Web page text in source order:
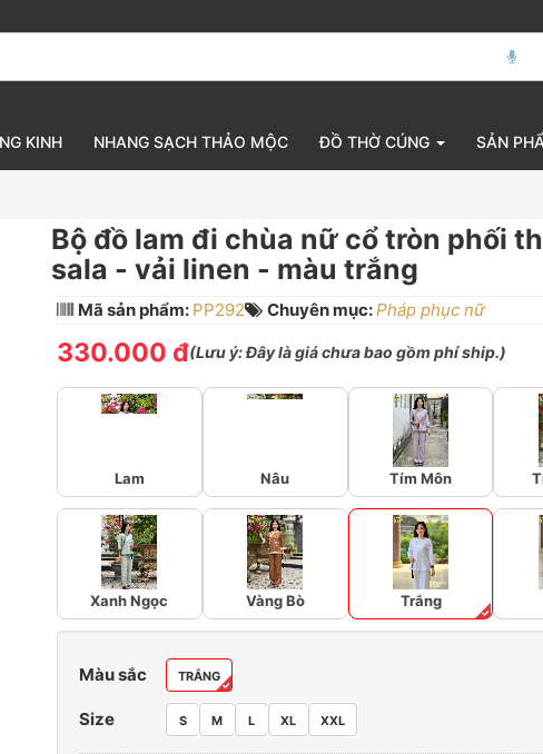
KINH NHANG SẠCH THẢO MỘC ĐỒ THỜ CÚNG SẢN
Bộ đồ lam đi chùa nữ cổ tròn phối
sala - vải linen - màu trắng
Mã sản phẩm: PP292 Chuyên mục:Pháp phục nữ
330.000 đ(Lưu ý:Đây là giá chưa bao gồm phí ship.)
Lam Nâu Tím Môn
Xanh Ngọc Vàng Bò Trắng
Màu sắc TRẮNG
Size S M L XL XXL